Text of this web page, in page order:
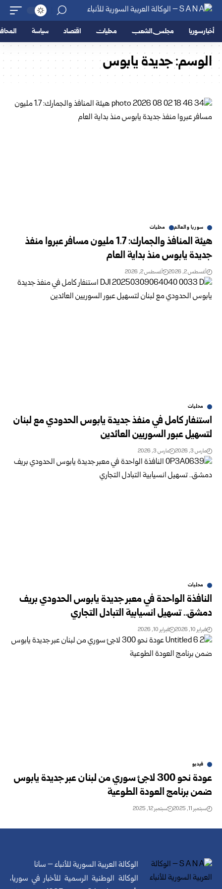
أخبار سوريا مجلس الشعب محليات اقتصاد سياسة
الوسم:جديدة يابوس
سوريا والعالم محليات
هيئة المنافذ والجمارك: 1.7 مليون مسافر عبروا منفذ
جديدة يابوس منذ بداية العام
أغسطس 2, 2026 أغسطس 2, 2026
محليات
استنفار كامل في منفذ جديدة يابوس الحدودي مع لبنان
لتسهيل عبور السوريين العائدين
مارس 3, 2026 مارس 3, 2026
محليات
النافذة الواحدة في معبر جديدة يابوس الحدودي بريف
دمشق.. تسهيل انسيابية التبادل التجاري
فبراير 10, 2026 فبراير 10, 2026
فيديو
عودة نحو 300 لاجئ سوري من لبنان عبر جديدة يابوس
ضمن برنامج العودة الطوعية
سبتمبر 11, 2025 سبتمبر 12, 2025
الوكالة العربية السورية للأنباء – سانا
الوكالة الوطنية الرسمية للأخبار في سوريا،